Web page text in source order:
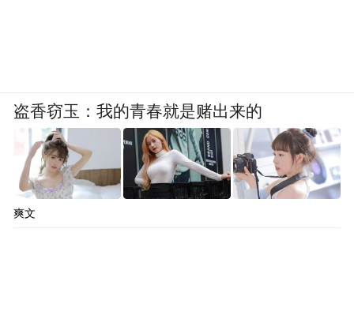
盗香窃玉：我的青春就是赌出来的
爽文